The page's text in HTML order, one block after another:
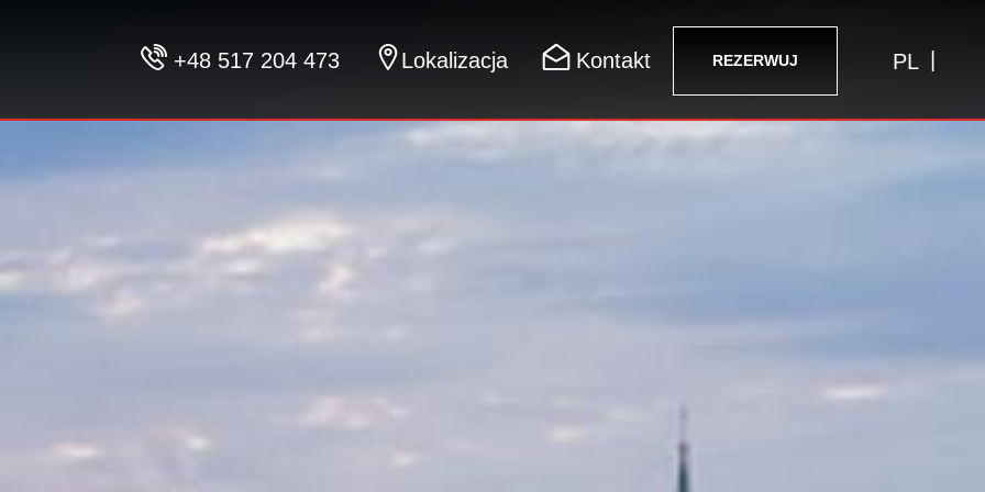
+48 517 204 473 Lokalizacja Kontakt REZERWUJ PL